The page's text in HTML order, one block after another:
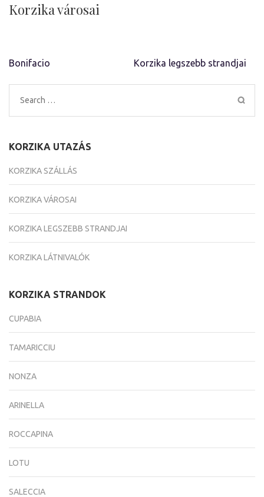
Korzika városai
Bejegyzés
Bonifacio Korzika legszebb strandjai
Search
for:
KORZIKA UTAZÁS
KORZIKA SZÁLLÁS
KORZIKA VÁROSAI
KORZIKA LEGSZEBB STRANDJAI
KORZIKA LÁTNIVALÓK
KORZIKA STRANDOK
CUPABIA
TAMARICCIU
NONZA
ARINELLA
ROCCAPINA
LOTU
SALECCIA